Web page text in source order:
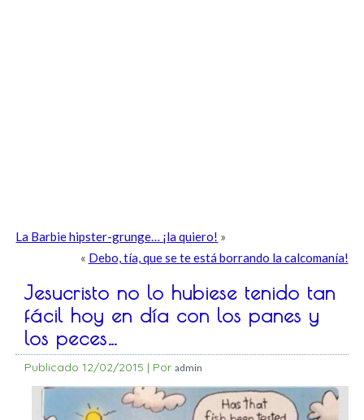
La Barbie hipster-grunge… ¡la quiero! »
« Debo, tía, que se te está borrando la calcomanía!
Jesucristo no lo hubiese tenido tan
fácil hoy en día con los panes y
los peces…
Publicado 12/02/2015 | Por admin